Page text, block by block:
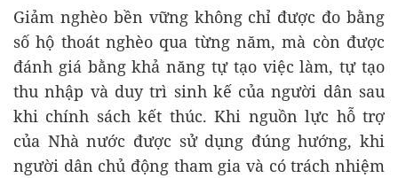
Giảm nghèo bền vững không chỉ được đo bằng
số hộ thoát nghèo qua từng năm, mà còn được
đánh giá bằng khả năng tự tạo việc làm, tự tạo
thu nhập và duy trì sinh kế của người dân sau
khi chính sách kết thúc. Khi nguồn lực hỗ trợ
của Nhà nước được sử dụng đúng hướng, khi
người dân chủ động tham gia và có trách nhiệm